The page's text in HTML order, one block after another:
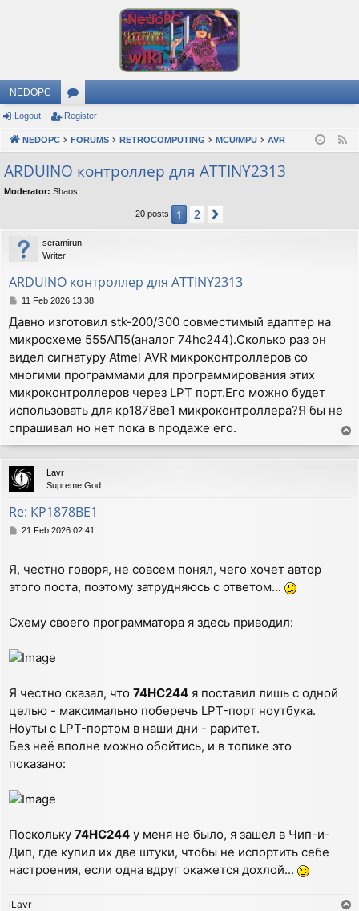
NEDOPC
or
u
m
s
Logout Register
NEDOPC FORUMS RETROCOMPUTING MCU/MPU AVR
ARDUINO контроллер для ATTINY2313
Moderator: Shaos
20 posts 1 2
seramirun
Writer
ARDUINO контроллер для ATTINY2313
P
s
t
11 Feb 2026 13:38
Давно изготовил stk-200/300 совместимый адаптер на
микросхеме 555АП5(аналог 74hc244).Сколько раз он
видел сигнатуру Atmel AVR микроконтроллеров со
многими программами для программирования этих
микроконтроллеров через LPT порт.Его можно будет
использовать для кр1878ве1 микроконтроллера?Я бы не
спрашивал но нет пока в продаже его.
o
p
Lavr
Supreme God
Re: КР1878ВЕ1
P21 Feb 2026 02:41
Я, честно говоря, не совсем понял, чего хочет автор
этого поста, поэтому затрудняюсь с ответом...
Схему своего программатора я здесь приводил:
Я честно сказал, что 74НС244 я поставил лишь с одной
целью - максимально поберечь LPT-порт ноутбука.
Ноуты с LPT-портом в наши дни - раритет.
Без неё вполне можно обойтись, и в топике это
показано:
Поскольку 74НС244 у меня не было, я зашел в Чип-и-
Дип, где купил их две штуки, чтобы не испортить себе
настроения, если одна вдруг окажется дохлой...
iLavr